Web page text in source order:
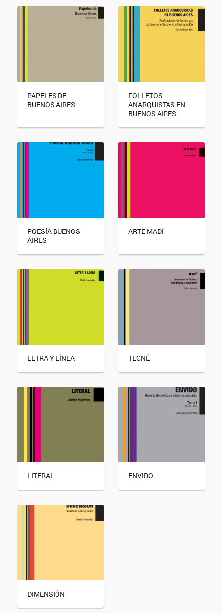
PAPELES DE
BUENOS AIRES
FOLLETOS
ANARQUISTAS EN
BUENOS AIRES
POESÍA BUENOS
AIRES
ARTE MADÍ
LETRA Y LÍNEA TECNÉ
LITERAL ENVIDO
DIMENSIÓN